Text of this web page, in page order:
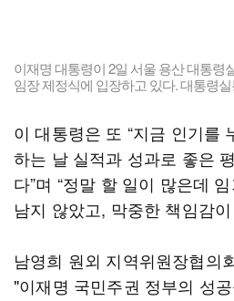
이재명 대통령이 2일 서울 용산 대통령
임장 제정식에 입장하고 있다. 대통령
이 대통령은 또 “지금 인기를
하는 날 실적과 성과로 좋은
다”며 “정말 할 일이 많은데
남지 않았고, 막중한 책임감
남영희 원외 지역위원장협의
"이재명 국민주권 정부의 성